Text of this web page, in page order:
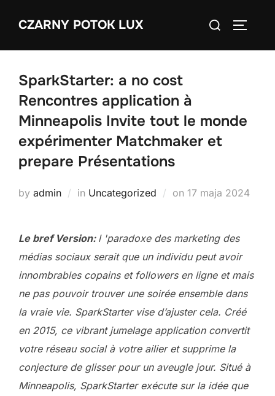
CZARNY POTOK LUX
Search
SparkStarter: a no cost
Rencontres application à
Minneapolis Invite tout le monde
expérimenter Matchmaker et
prepare Présentations
by admin in Uncategorized on Posted
17 maja 2024
Le bref Version: l 'paradoxe des marketing des
médias sociaux serait que un individu peut avoir
innombrables copains et followers en ligne et mais
ne pas pouvoir trouver une soirée ensemble dans
la vraie vie. SparkStarter vise d’ajuster cela. Créé
en 2015, ce vibrant jumelage application convertit
votre réseau social à votre ailier et supprime la
conjecture de glisser pour un aveugle jour. Situé à
Minneapolis, SparkStarter exécute sur la idée que